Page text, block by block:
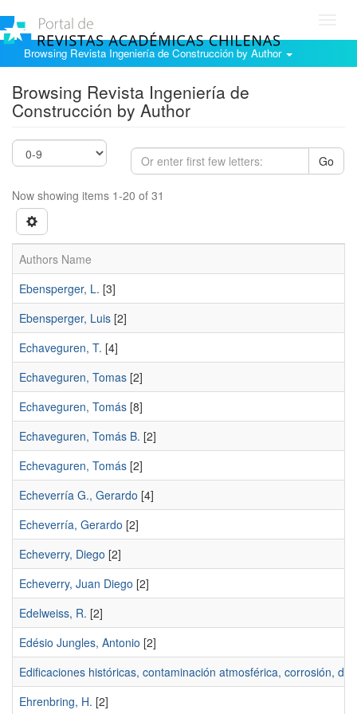
Browsing Revista Ingeniería de Construcción by Author
Browsing Revista Ingeniería de
Construcción by Author
Go
Now showing items 1-20 of 31
Authors Name
Ebensperger, L. [3]
Ebensperger, Luis [2]
Echaveguren, T. [4]
Echaveguren, Tomas [2]
Echaveguren, Tomás [8]
Echaveguren, Tomás B. [2]
Echevaguren, Tomás [2]
Echeverría G., Gerardo [4]
Echeverría, Gerardo [2]
Echeverry, Diego [2]
Echeverry, Juan Diego [2]
Edelweiss, R. [2]
Edésio Jungles, Antonio [2]
Edificaciones históricas, contaminación atmosférica, corrosión,
Ehrenbring, H. [2]